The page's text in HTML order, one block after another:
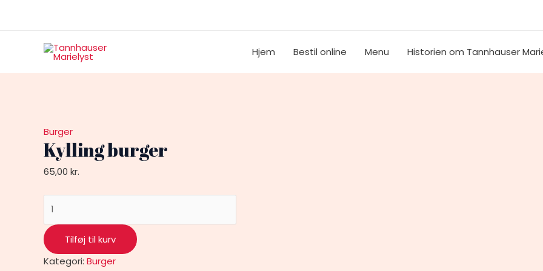
Hjem
Bestil online Menu Historien om Tannhauser
Burger
Kylling burger
65,00 kr.
Tilføj til kurv
Kategori: Burger